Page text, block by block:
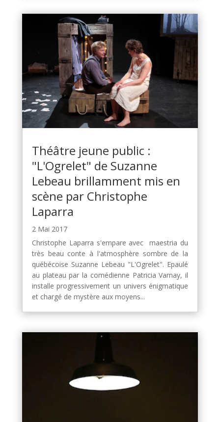
Théâtre jeune public :
"L'Ogrelet" de Suzanne
Lebeau brillamment mis en
scène par Christophe
Laparra
2 Mai 2017
Christophe Laparra s'empare avec maestria du
très beau conte à l'atmosphère sombre de la
québécoise Suzanne Lebeau "L'Ogrelet". Epaulé
au plateau par la comédienne Patricia Varnay, il
installe progressivement un univers énigmatique
et chargé de mystère aux moyens...